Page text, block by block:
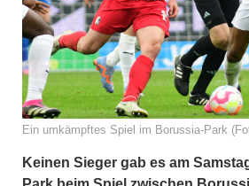
Ein umkämpftes Spiel im Borussia-Park
Keinen Sieger gab es am